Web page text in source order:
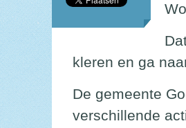
kleren en ga
De gemeente
verschillende